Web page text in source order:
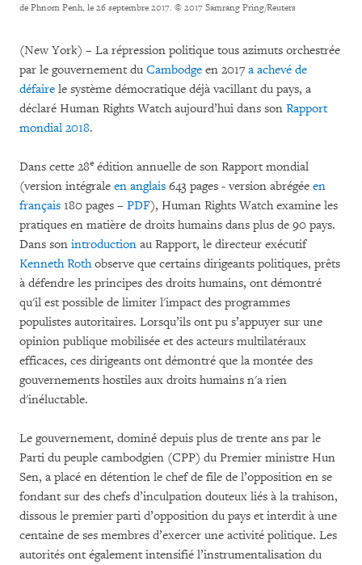
de Phnom Penh, le 26 septembre 2017. © 2017 Samrang Pring/Reuters
(New York) – La répression politique tous azimuts orchestrée
par le gouvernement du Cambodge en 2017 a achevé de
défaire le système démocratique déjà vacillant du pays, a
déclaré Human Rights Watch aujourd’hui dans son Rapport
mondial 2018.
Dans cette 28e édition annuelle de son Rapport mondial
(version intégrale en anglais 643 pages - version abrégée en
français 180 pages – PDF), Human Rights Watch examine les
pratiques en matière de droits humains dans plus de 90 pays.
Dans son introduction au Rapport, le directeur exécutif
Kenneth Rothobserve que certains dirigeants politiques, prêts
à défendre les principes des droits humains, ont démontré
qu'il est possible de limiter l'impact des programmes
populistes autoritaires. Lorsqu’ils ont pu s’appuyer sur une
opinion publique mobilisée et des acteurs multilatéraux
efficaces, ces dirigeants ont démontré que la montée des
gouvernements hostiles aux droits humains n'a rien
d'inéluctable.
Le gouvernement, dominé depuis plus de trente ans par le
Parti du peuple cambodgien (CPP) du Premier ministre Hun
Sen, a placé en détention le chef de file de l’opposition en se
fondant sur des chefs d’inculpation douteux liés à la trahison,
dissous le premier parti d’opposition du pays et interdit à une
centaine de ses membres d’exercer une activité politique. Les
autorités ont également intensifié l’instrumentalisation du